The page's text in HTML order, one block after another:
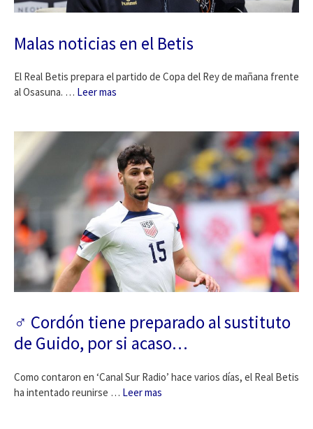
Malas noticias en el Betis
El Real Betis prepara el partido de Copa del Rey de mañana frente
al Osasuna. … Leer mas
️‍♂️ Cordón tiene preparado al sustituto
de Guido, por si acaso…
Como contaron en ‘Canal Sur Radio’ hace varios días, el Real Betis
ha intentado reunirse … Leer mas